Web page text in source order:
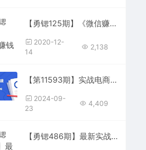
【勇锶125期】《微信赚钱项目宝典》内部资料大全，价值5000
2020-12-
14
2,138
【第11593期】实战电商&设计课， 从零打造作品价值，新趋势+实操，开启副业变现
2024-09-
23
4,409
【勇锶486期】最新实战项目：全自动化挂机项目，无脑挂机日赚100+